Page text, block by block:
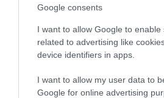
Google consents
I want to allow Google to enable
related to advertising like
device identifiers in apps.
I want to allow my user data to
Google for online advertising
ηθοποιού
13.12.2024 - 11:48